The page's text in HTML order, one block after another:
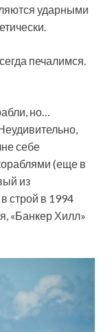
ударными
печалимся.
но…
себе
(еще в
из
строй в 1994
«Банкер Хилл»